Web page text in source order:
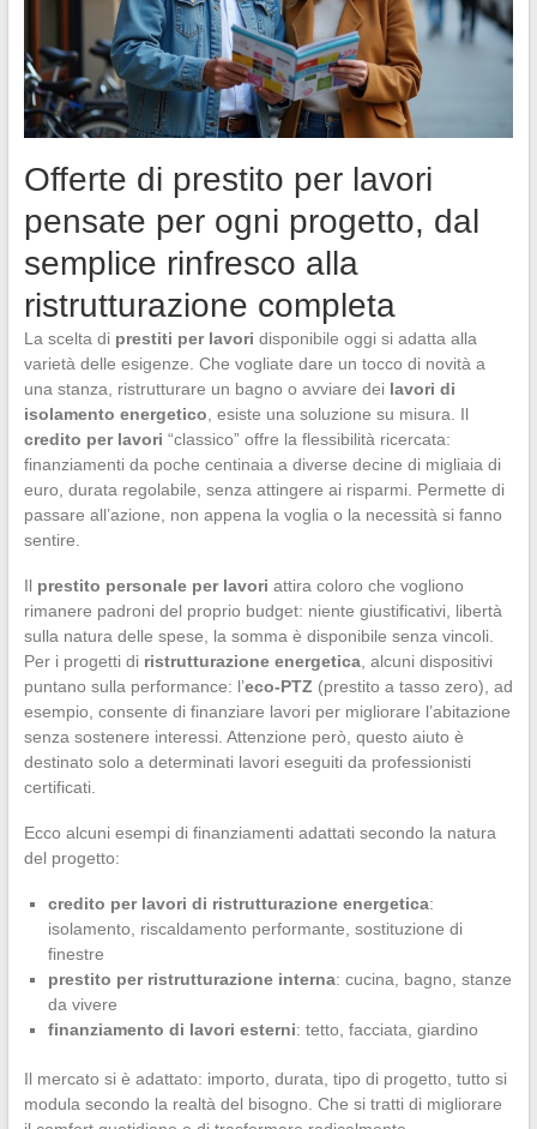
Offerte di prestito per lavori
pensate per ogni progetto, dal
semplice rinfresco alla
ristrutturazione completa
La scelta di prestiti per lavori disponibile oggi si adatta alla
varietà delle esigenze. Che vogliate dare un tocco di novità a
una stanza, ristrutturare un bagno o avviare dei lavori di
isolamento energetico , esiste una soluzione su misura. Il
credito per lavori “classico” offre la flessibilità ricercata:
finanziamenti da poche centinaia a diverse decine di migliaia di
euro, durata regolabile, senza attingere ai risparmi. Permette di
passare all’azione, non appena la voglia o la necessità si fanno
sentire.
Il prestito personale per lavori attira coloro che vogliono
rimanere padroni del proprio budget: niente giustificativi, libertà
sulla natura delle spese, la somma è disponibile senza vincoli.
Per i progetti di ristrutturazione energetica, alcuni dispositivi
puntano sulla performance: l’eco-PTZ (prestito a tasso zero), ad
esempio, consente di finanziare lavori per migliorare l’abitazione
senza sostenere interessi. Attenzione però, questo aiuto è
destinato solo a determinati lavori eseguiti da professionisti
certificati.
Ecco alcuni esempi di finanziamenti adattati secondo la natura
del progetto:
credito per lavori di ristrutturazione energetica:
isolamento, riscaldamento performante, sostituzione di
finestre
prestito per ristrutturazione interna: cucina, bagno, stanze
da vivere
finanziamento di lavori esterni: tetto, facciata, giardino
Il mercato si è adattato: importo, durata, tipo di progetto, tutto si
modula secondo la realtà del bisogno. Che si tratti di migliorare